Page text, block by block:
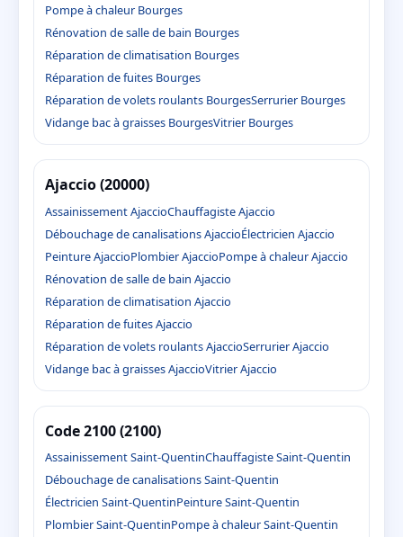
Pompe à chaleur Bourges
Rénovation de salle de bain Bourges
Réparation de climatisation Bourges
Réparation de fuites Bourges
Réparation de volets roulants BourgesSerrurier Bourges
Vidange bac à graisses BourgesVitrier Bourges
Ajaccio (20000)
Assainissement AjaccioChauffagiste Ajaccio
Débouchage de canalisations AjaccioÉlectricien Ajaccio
Peinture AjaccioPlombier AjaccioPompe à chaleur Ajaccio
Rénovation de salle de bain Ajaccio
Réparation de climatisation Ajaccio
Réparation de fuites Ajaccio
Réparation de volets roulants AjaccioSerrurier Ajaccio
Vidange bac à graisses AjaccioVitrier Ajaccio
Code 2100 (2100)
Assainissement Saint-QuentinChauffagiste Saint-Quentin
Débouchage de canalisations Saint-Quentin
Électricien Saint-QuentinPeinture Saint-Quentin
Plombier Saint-QuentinPompe à chaleur Saint-Quentin